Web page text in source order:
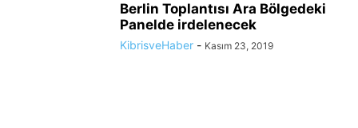
Berlin Toplantısı Ara Bölgedeki
Panelde irdelenecek
KibrisveHaber - Kasım 23, 2019